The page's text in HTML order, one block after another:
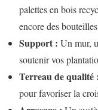
palettes en bois
encore des
Support : Un mur,
soutenir vos
Terreau de qualité :
pour favoriser la